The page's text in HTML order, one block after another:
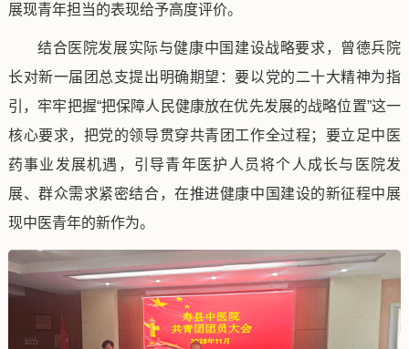
展现青年担当的表现给予高度评价。
结合医院发展实际与健康中国建设战略要求，曾德兵院
长对新一届团总支提出明确期望：要以党的二十大精神为指
引，牢牢把握“把保障人民健康放在优先发展的战略位置”这一
核心要求，把党的领导贯穿共青团工作全过程；要立足中医
药事业发展机遇，引导青年医护人员将个人成长与医院发
展、群众需求紧密结合，在推进健康中国建设的新征程中展
现中医青年的新作为。